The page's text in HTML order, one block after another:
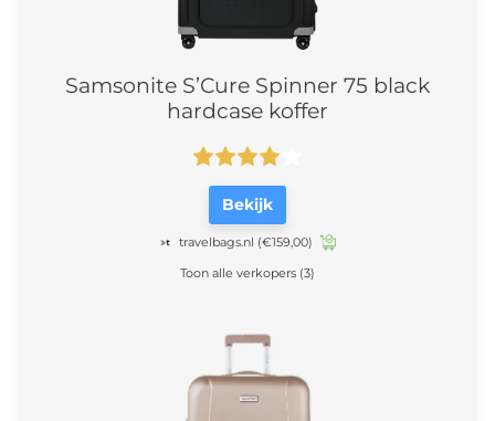
Samsonite S’Cure Spinner 75 black
hardcase koffer
Bekijk
travelbags.nl (€159,00)
Toon alle verkopers (3)